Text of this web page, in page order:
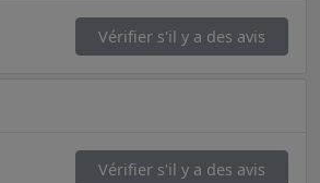
Vérifier s'il y a des avis
Vérifier s'il y a des avis